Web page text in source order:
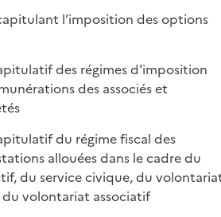
l’imposition des options
des régimes d'imposition
des associés et
du régime fiscal des
allouées dans le cadre du
du service civique, du
volontariat associatif